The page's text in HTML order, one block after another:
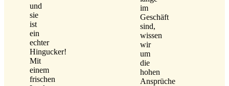
und
sie
ist
ein
echter
Hingucker!
Mit
einem
frischen
im
Geschäft
sind,
wissen
wir
um
die
hohen
Ansprüche